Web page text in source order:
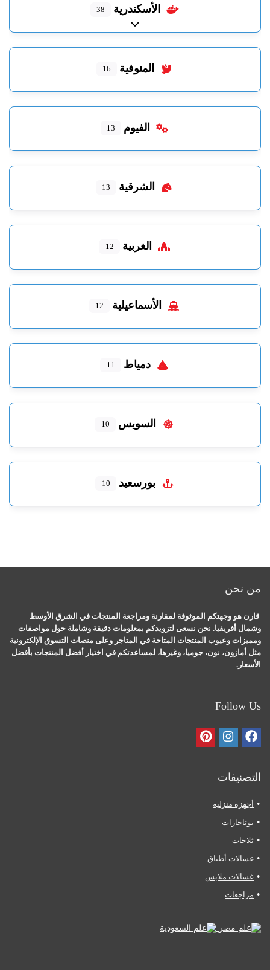
الأسكندرية 38
Expand sub-categories
المنوفية 16
الفيوم 13
الشرقية 13
الغربية 12
الأسماعيلية 12
دمياط 11
السويس 10
بورسعيد 10
من نحن
قارن هو وجهتكم الموثوقة لمقارنة ومراجعة المنتجات في الشرق الأوسط
وشمال أفريقيا. نحن نسعى لتزويدكم بمعلومات دقيقة وشاملة حول مواصفات
ومميزات وعيوب المنتجات المتاحة في المتاجر وعلى منصات التسوق الإلكترونية
مثل أمازون، نون، جوميا، وغيرها، لمساعدتكم في اختيار أفضل المنتجات بأفضل
الأسعار.
Follow Us
التصنيفات
أجهزة منزلية
بوتاجازات
ثلاجات
غسالات أطباق
غسالات ملابس
مراجعات